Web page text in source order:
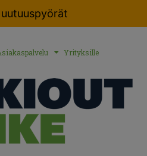
Yrityksille